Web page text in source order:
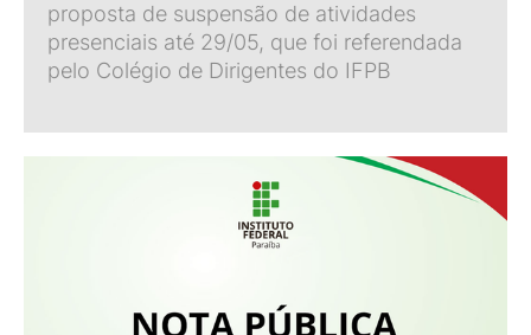
proposta de suspensão de atividades
presenciais até 29/05, que foi referendada
pelo Colégio de Dirigentes do IFPB